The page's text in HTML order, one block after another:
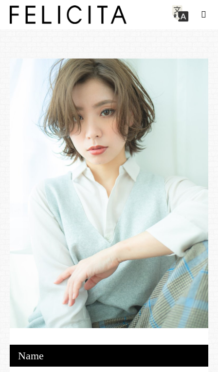
Style 이르미 색상 × 건강 레이어 ★ 웨비 짧은
Name